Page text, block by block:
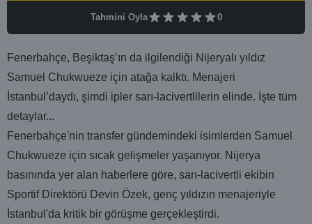
Tahmini Oyla 0
Fenerbahçe, Beşiktaş’ın da ilgilendiği Nijeryalı yıldız
Samuel Chukwueze için atağa kalktı. Menajeri
İstanbul’daydı, şimdi ipler sarı-lacivertlilerin elinde. İşte tüm
detaylar...
Fenerbahçe'nin transfer gündemindeki isimlerden Samuel
Chukwueze için sıcak gelişmeler yaşanıyor. Nijerya
basınında yer alan haberlere göre, sarı-lacivertli ekibin
Sportif Direktörü Devin Özek, genç yıldızın menajeriyle
İstanbul'da kritik bir görüşme gerçekleştirdi.